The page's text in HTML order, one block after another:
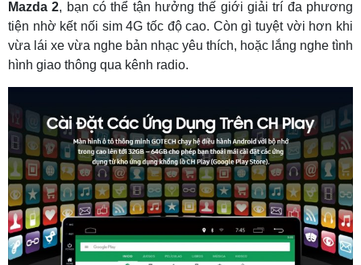
Mazda 2, bạn có thể tận hưởng thế giới giải trí đa phương
tiện nhờ kết nối sim 4G tốc độ cao. Còn gì tuyệt vời hơn khi
vừa lái xe vừa nghe bản nhạc yêu thích, hoặc lắng nghe tình
hình giao thông qua kênh radio.